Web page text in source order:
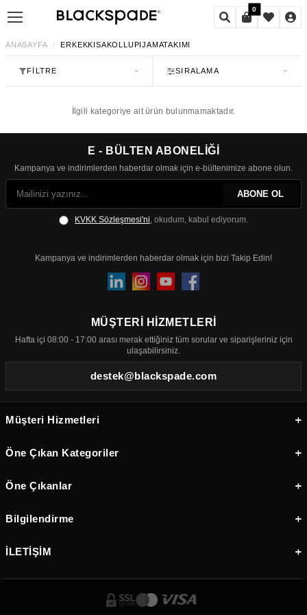
0
ANASAYFA / ERKEKKISAKOLLUPIJAMATAKIMI
FILTRE SIRALAMA
İlgili kategoriye ait ürün bulunmamaktadır.
E - BÜLTEN ABONELİĞİ
Kampanya ve indirimlerden haberdar olmak için e-bültenimize abone olun.
ABONE OL
KVKK Sözleşmesi'ni, okudum, kabul ediyorum.
Kampanya ve indirimlerden haberdar olmak için bizi Takip Edin!
MÜŞTERİ HİZMETLERİ
Hafta içi 08:00 - 17:00 arası merak ettiğiniz tüm sorular ve siparişleriniz için
ulaşabilirsiniz.
destek@blackspade.com
Müşteri Hizmetleri
Öne Çıkan Kategoriler
Öne Çıkanlar
Bilgilendirme
İLETİŞİM